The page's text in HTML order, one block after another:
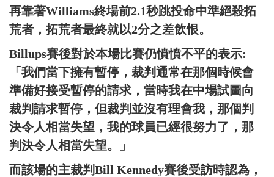
再靠著Williams終場前2.1秒跳投命中準絕殺拓
荒者，拓荒者最終就以2分之差飲恨。
Billups賽後對於本場比賽仍憤憤不平的表示:
「我們當下擁有暫停，裁判通常在那個時候會
準備好接受暫停的請求，當時我在中場試圖向
裁判請求暫停，但裁判並沒有理會我，那個判
決令人相當失望，我的球員已經很努力了，那
判決令人相當失望。」
而該場的主裁判Bill Kennedy賽後受訪時認為，